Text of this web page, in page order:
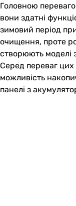
Головною
вони здатні
зимовий період
очищення, проте
створюють моделі
Серед переваг
можливість
панелі з